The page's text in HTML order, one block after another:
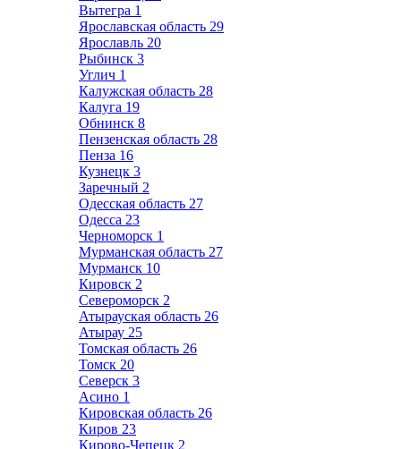
Вытегра 1
Ярославская область 29
Ярославль 20
Рыбинск 3
Углич 1
Калужская область 28
Калуга 19
Обнинск 8
Пензенская область 28
Пенза 16
Кузнецк 3
Заречный 2
Одесская область 27
Одесса 23
Черноморск 1
Мурманская область 27
Мурманск 10
Кировск 2
Североморск 2
Атырауская область 26
Атырау 25
Томская область 26
Томск 20
Северск 3
Асино 1
Кировская область 26
Киров 23
Кирово-Чепецк 2